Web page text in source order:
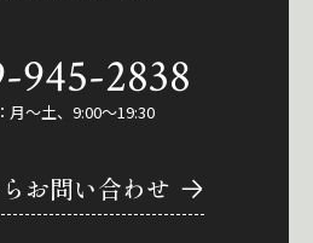
945-2838
月～土、9:00～19:30
お問い合わせ